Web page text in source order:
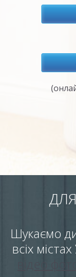
Шукаємо
всіх
відео фото